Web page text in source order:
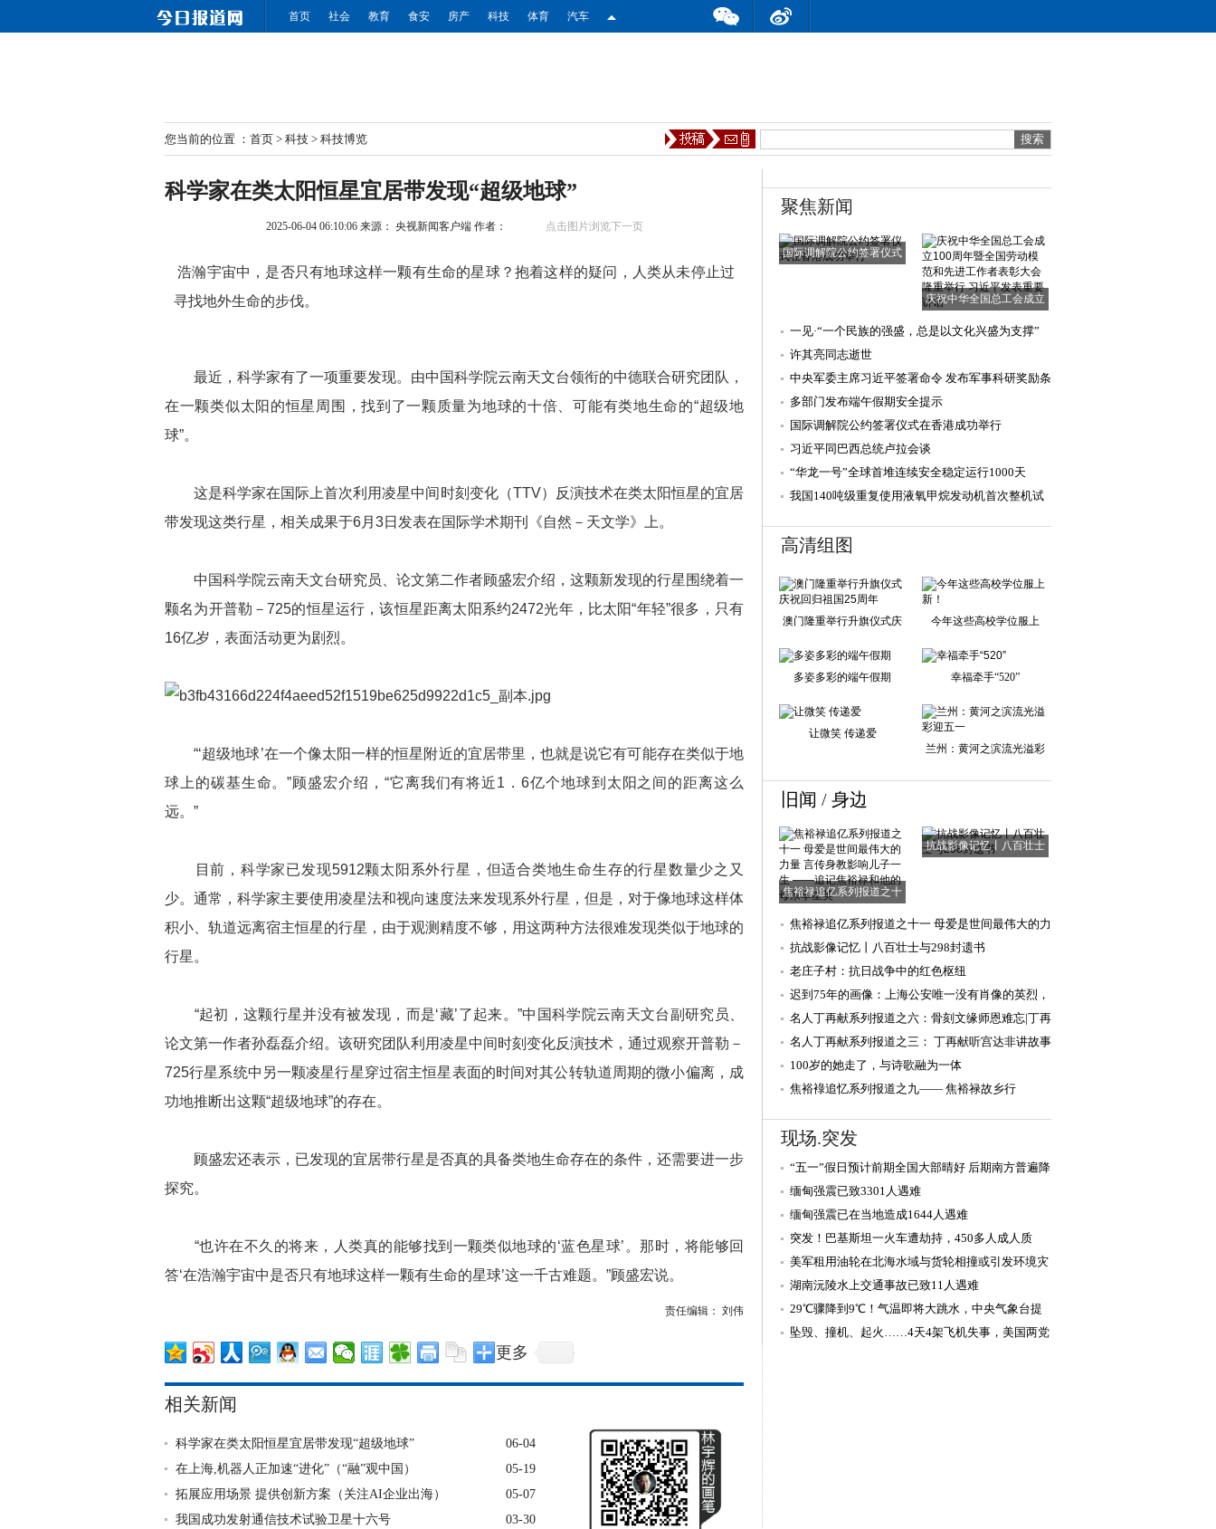
首页 社会 教育 食安 房产 科技 体育 汽车
您当前的位置 ： 首页 > 科技 > 科技博览
科学家在类太阳恒星宜居带发现“超级地球”
2025-06-04 06:10:06 来源： 央视新闻客户端 作者： 点击图片浏览下一页
浩瀚宇宙中，是否只有地球这样一颗有生命的星球？抱着这样的疑问，人类从未停止过
寻找地外生命的步伐。
最近，科学家有了一项重要发现。由中国科学院云南天文台领衔的中德联合研究团队，
在一颗类似太阳的恒星周围，找到了一颗质量为地球的十倍、可能有类地生命的“超级地
球”。
这是科学家在国际上首次利用凌星中间时刻变化（TTV）反演技术在类太阳恒星的宜居
带发现这类行星，相关成果于6月3日发表在国际学术期刊《自然－天文学》上。
中国科学院云南天文台研究员、论文第二作者顾盛宏介绍，这颗新发现的行星围绕着一
颗名为开普勒－725的恒星运行，该恒星距离太阳系约2472光年，比太阳“年轻”很多，只有
16亿岁，表面活动更为剧烈。
“‘超级地球’在一个像太阳一样的恒星附近的宜居带里，也就是说它有可能存在类似于地
球上的碳基生命。”顾盛宏介绍，“它离我们有将近1．6亿个地球到太阳之间的距离这么
远。”
目前，科学家已发现5912颗太阳系外行星，但适合类地生命生存的行星数量少之又
少。通常，科学家主要使用凌星法和视向速度法来发现系外行星，但是，对于像地球这样体
积小、轨道远离宿主恒星的行星，由于观测精度不够，用这两种方法很难发现类似于地球的
行星。
“起初，这颗行星并没有被发现，而是‘藏’了起来。”中国科学院云南天文台副研究员、
论文第一作者孙磊磊介绍。该研究团队利用凌星中间时刻变化反演技术，通过观察开普勒－
725行星系统中另一颗凌星行星穿过宿主恒星表面的时间对其公转轨道周期的微小偏离，成
功地推断出这颗“超级地球”的存在。
顾盛宏还表示，已发现的宜居带行星是否真的具备类地生命存在的条件，还需要进一步
探究。
“也许在不久的将来，人类真的能够找到一颗类似地球的‘蓝色星球’。那时，将能够回
答‘在浩瀚宇宙中是否只有地球这样一颗有生命的星球’这一千古难题。”顾盛宏说。
责任编辑： 刘伟
更多
相关新闻
06-04
科学家在类太阳恒星宜居带发现“超级地球”
05-19
在上海,机器人正加速“进化”（“融”观中国）
05-07
拓展应用场景 提供创新方案（关注AI企业出海）
03-30
我国成功发射通信技术试验卫星十六号
聚焦新闻
国际调解院公约签署仪式
庆祝中华全国总工会成立
一见·“一个民族的强盛，总是以文化兴盛为支撑”
许其亮同志逝世
中央军委主席习近平签署命令 发布军事科研奖励条
例
多部门发布端午假期安全提示
国际调解院公约签署仪式在香港成功举行
习近平同巴西总统卢拉会谈
“华龙一号”全球首堆连续安全稳定运行1000天
我国140吨级重复使用液氧甲烷发动机首次整机试
高清组图
澳门隆重举行升旗仪式庆
祝回归祖国25周
今年这些高校学位服上
新！
多姿多彩的端午假期 幸福牵手“520”
让微笑 传递爱
兰州：黄河之滨流光溢彩
旧闻 / 身边
焦裕禄追亿系列报道之十
抗战影像记忆丨八百壮士
焦裕禄追亿系列报道之十一 母爱是世间最伟大的力
量 言传身教
抗战影像记忆丨八百壮士与298封遗书
老庄子村：抗日战争中的红色枢纽
迟到75年的画像：上海公安唯一没有肖像的英烈，
重现年轻模样
名人丁再献系列报道之六：骨刻文缘师恩难忘|丁再
献忆路遥教授
名人丁再献系列报道之三： 丁再献听宫达非讲故事
游栈桥
100岁的她走了，与诗歌融为一体
焦裕䘵追忆系列报道之九—— 焦裕禄故乡行
现场.突发
“五一”假日预计前期全国大部晴好 后期南方普遍降
雨
缅甸强震已致3301人遇难
缅甸强震已在当地造成1644人遇难
突发！巴基斯坦一火车遭劫持，450多人成人质
美军租用油轮在北海水域与货轮相撞或引发环境灾
难
湖南沅陵水上交通事故已致11人遇难
29℃骤降到9℃！气温即将大跳水，中央气象台提
醒
坠毁、撞机、起火……4天4架飞机失事，美国两党